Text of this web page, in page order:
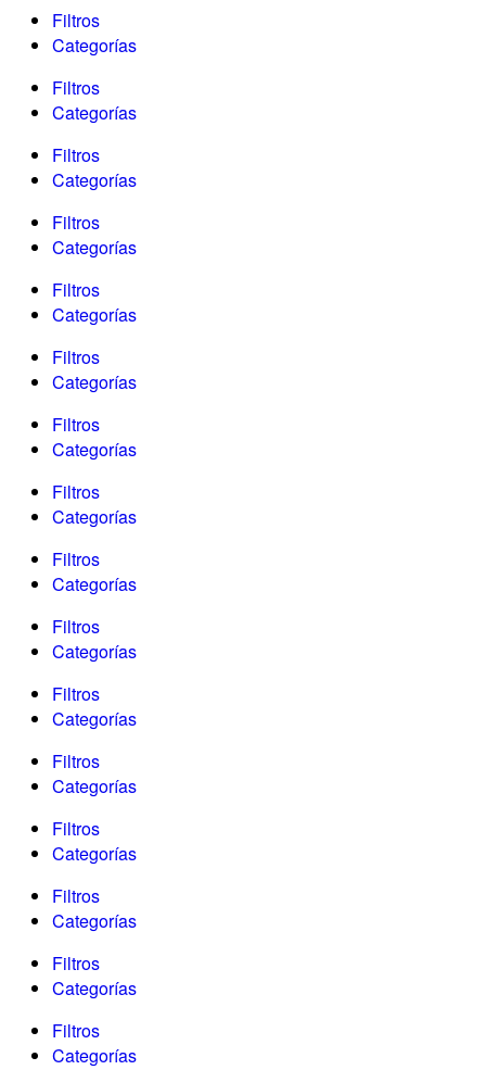
Filtros
Categorías
Filtros
Categorías
Filtros
Categorías
Filtros
Categorías
Filtros
Categorías
Filtros
Categorías
Filtros
Categorías
Filtros
Categorías
Filtros
Categorías
Filtros
Categorías
Filtros
Categorías
Filtros
Categorías
Filtros
Categorías
Filtros
Categorías
Filtros
Categorías
Filtros
Categorías